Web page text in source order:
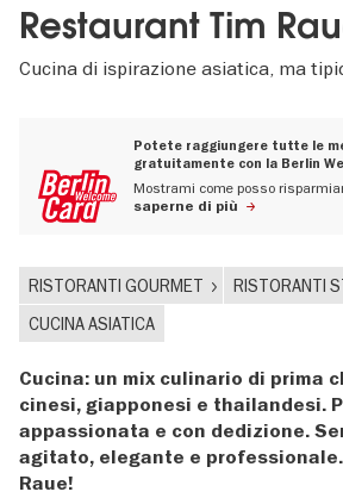
Restaurant Tim
Cucina di ispirazione asiatica, ma
Potete raggiungere tutte le
gratuitamente con la Berlin
Mostrami come posso
saperne di più
RISTORANTI GOURMET
RISTORANTI
CUCINA ASIATICA
Cucina: un mix culinario di prima
cinesi, giapponesi e thailandesi.
appassionata e con dedizione.
agitato, elegante e
Raue!